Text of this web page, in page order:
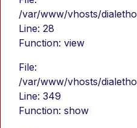
/var/www/vhosts/
Line: 28
Function: view
File:
/var/www/vhosts/
Line: 349
Function: show